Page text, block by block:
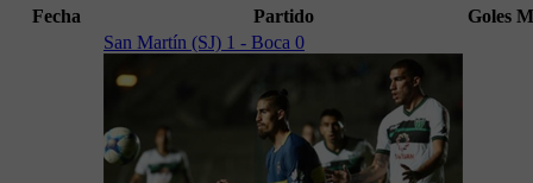
Fecha Partido Goles
San Martín (SJ) 1 - Boca 0